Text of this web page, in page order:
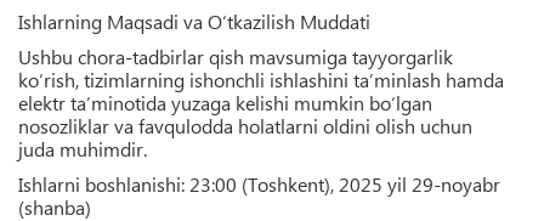
Ishlarning Maqsadi va O‘tkazilish Muddati
Ushbu chora-tadbirlar qish mavsumiga tayyorgarlik
ko‘rish, tizimlarning ishonchli ishlashini ta’minlash hamda
elektr ta’minotida yuzaga kelishi mumkin bo‘lgan
nosozliklar va favqulodda holatlarni oldini olish uchun
juda muhimdir.
Ishlarni boshlanishi: 23:00 (Toshkent), 2025 yil 29-noyabr
(shanba)